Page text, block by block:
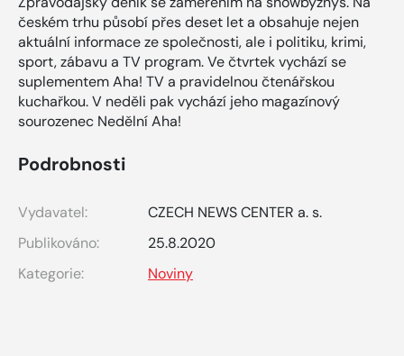
českém trhu působí přes deset let a obsahuje nejen
aktuální informace ze společnosti, ale i politiku, krimi,
sport, zábavu a TV program. Ve čtvrtek vychází se
suplementem Aha! TV a pravidelnou čtenářskou
kuchařkou. V neděli pak vychází jeho magazínový
sourozenec Nedělní Aha!
Podrobnosti
Vydavatel:
CZECH NEWS CENTER a. s.
Publikováno:
25.8.2020
Kategorie:
Noviny